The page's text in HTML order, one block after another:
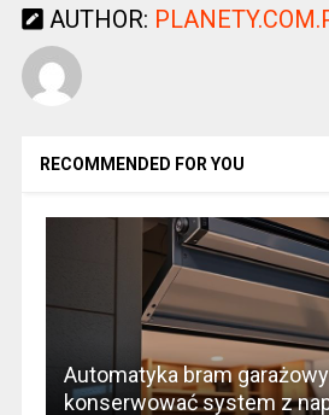
AUTHOR:
RECOMMENDED FOR YOU
Automatyka bram
konserwować system z